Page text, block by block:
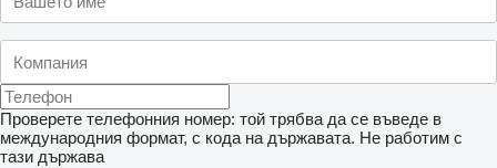
Проверете телефонния номер: той трябва да се въведе в
международния формат, с кода на държавата. Не работим с
тази държава